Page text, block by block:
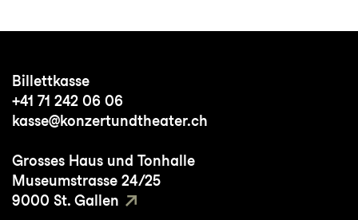
Billettkasse
+41 71 242 06 06
kasse@konzertundtheater.ch
Grosses Haus und Tonhalle
Museumstrasse 24/25
9000 St. Gallen